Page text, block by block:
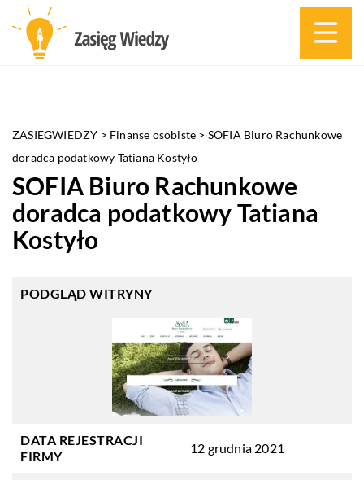
ZASIEGWIEDZY > Finanse osobiste > SOFIA Biuro Rachunkowe
doradca podatkowy Tatiana Kostyło
SOFIA Biuro Rachunkowe
doradca podatkowy Tatiana
Kostyło
PODGLĄD WITRYNY
DATA REJESTRACJI
FIRMY
12 grudnia 2021